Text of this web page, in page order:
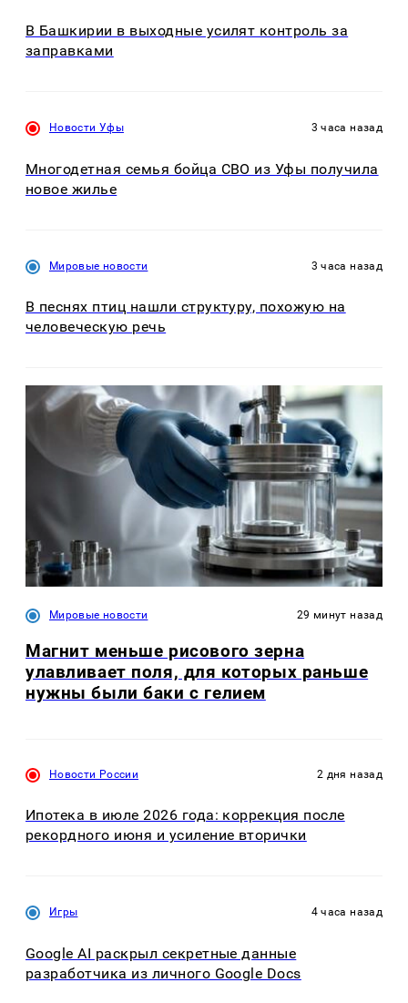
В Башкирии в выходные усилят контроль за
заправками
Новости Уфы 3 часа назад
Многодетная семья бойца СВО из Уфы получила
новое жилье
Мировые новости 3 часа назад
В песнях птиц нашли структуру, похожую на
человеческую речь
Мировые новости 29 минут назад
Магнит меньше рисового зерна
улавливает поля, для которых раньше
нужны были баки с гелием
Новости России 2 дня назад
Ипотека в июле 2026 года: коррекция после
рекордного июня и усиление вторички
Игры 4 часа назад
Google AI раскрыл секретные данные
разработчика из личного Google Docs